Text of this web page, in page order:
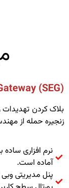
(SEG)
بلاک کردن
زنجیره حمله از
نرم افزاری
آماده است.
پنل مدیریتی